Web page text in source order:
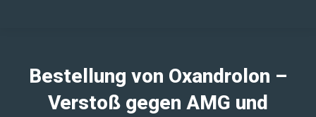
Bestellung von Oxandrolon –
Verstoß gegen AMG und